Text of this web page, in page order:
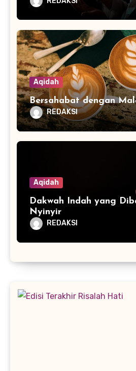
Aqidah
Bersahabat dengan
REDAKSI
Aqidah
Dakwah Indah yang
Nyinyir
REDAKSI